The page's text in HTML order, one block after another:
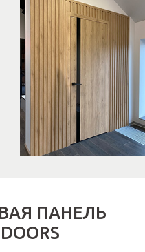
ПАНЕЛЬ